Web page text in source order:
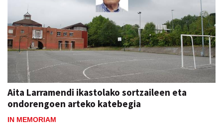
Aita Larramendi ikastolako sortzaileen eta
ondorengoen arteko katebegia
IN MEMORIAM